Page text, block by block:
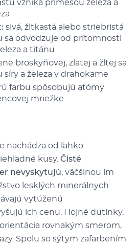
vzniká prímesou železa a
sivá, žltkastá alebo striebristá
sa odvodzuje od prítomnosti
a titánu
broskyňovej, zlatej a žltej sa
síry a železa v drahokame
farbu spôsobujú atómy
mriežke
nachádza od ľahko
kusy. Čisté
nevyskytujú, väčšinou im
lesklých minerálnych
vytúženú
ich cenu. Hojné dutinky,
rovnakým smerom,
Spolu so sýtym zafarbením